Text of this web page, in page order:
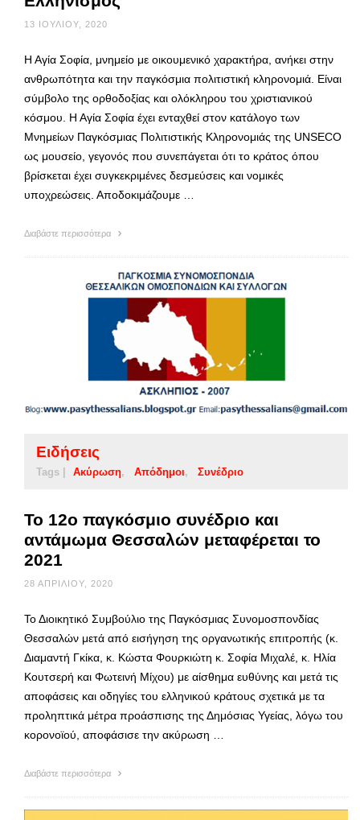
13 ΙΟΥΛΊΟΥ, 2020
Η Αγία Σοφία, μνημείο με οικουμενικό χαρακτήρα, ανήκει στην
ανθρωπότητα και την παγκόσμια πολιτιστική κληρονομιά. Είναι
σύμβολο της ορθοδοξίας και ολόκληρου του χριστιανικού
κόσμου. Η Αγία Σοφία έχει ενταχθεί στον κατάλογο των
Μνημείων Παγκόσμιας Πολιτιστικής Κληρονομιάς της UNSECO
ως μουσείο, γεγονός που συνεπάγεται ότι το κράτος όπου
βρίσκεται έχει συγκεκριμένες δεσμεύσεις και νομικές
υποχρεώσεις. Αποδοκιμάζουμε …
Διαβάστε περισσότερα
Ειδήσεις
Tags | Ακύρωση Απόδημοι Συνέδριο
Το 12ο παγκόσμιο συνέδριο και
αντάμωμα Θεσσαλών μεταφέρεται το
2021
28 ΑΠΡΙΛΊΟΥ, 2020
Το Διοικητικό Συμβούλιο της Παγκόσμιας Συνομοσπονδίας
Θεσσαλών μετά από εισήγηση της οργανωτικής επιτροπής (κ.
Διαμαντή Γκίκα, κ. Κώστα Φουρκιώτη κ. Σοφία Μιχαλέ, κ. Ηλία
Κουτσερή και Φωτεινή Μίχου) με αίσθημα ευθύνης και μετά τις
αποφάσεις και οδηγίες του ελληνικού κράτους σχετικά με τα
προληπτικά μέτρα προάσπισης της Δημόσιας Υγείας, λόγω του
κορονοϊού, αποφάσισε την ακύρωση …
Διαβάστε περισσότερα